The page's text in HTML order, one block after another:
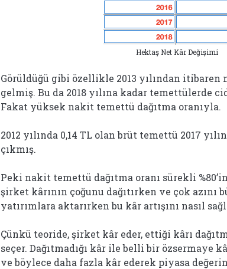
Hektaş Net Kâr Değişimi
Görüldüğü gibi özellikle 2013 yılından itibaren
gelmiş. Bu da 2018 yılına kadar temettülerde
Fakat yüksek nakit temettü dağıtma oranıyla.
2012 yılında 0,14 TL olan brüt temettü 2017
çıkmış.
Peki nakit temettü dağıtma oranı sürekli
şirket kârının çoğunu dağıtırken ve çok azını
yatırımlara aktarırken bu kâr artışını nasıl
Çünkü teoride, şirket kâr eder, ettiği kârı
seçer. Dağıtmadığı kâr ile belli bir özsermaye
ve böylece daha fazla kâr ederek piyasa